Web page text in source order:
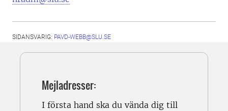
SIDANSVARIG: PAVD-WEBB@SLU.SE
Mejladresser:
I första hand ska du vända dig till